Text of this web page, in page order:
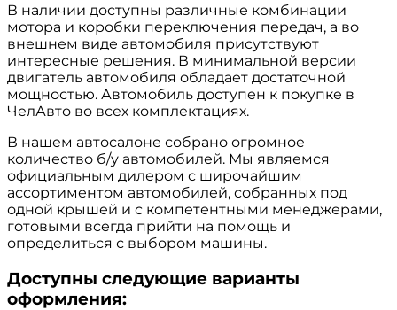
В наличии доступны различные комбинации
мотора и коробки переключения передач, а во
внешнем виде автомобиля присутствуют
интересные решения. В минимальной версии
двигатель автомобиля обладает достаточной
мощностью. Автомобиль доступен к покупке в
ЧелАвто во всех комплектациях.
В нашем автосалоне собрано огромное
количество б/у автомобилей. Мы являемся
официальным дилером с широчайшим
ассортиментом автомобилей, собранных под
одной крышей и с компетентными менеджерами,
готовыми всегда прийти на помощь и
определиться с выбором машины.
Доступны следующие варианты
оформления: